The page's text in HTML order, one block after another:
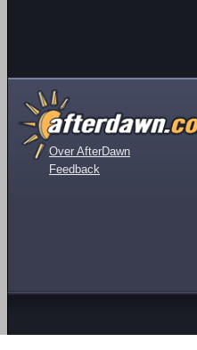
Over AfterDawn
Feedback